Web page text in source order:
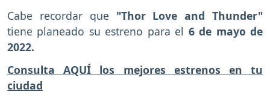
Cabe recordar que "Thor Love and Thunder"
tiene planeado su estreno para el 6 de mayo de
2022.
Consulta AQUÍ los mejores estrenos en tu
ciudad